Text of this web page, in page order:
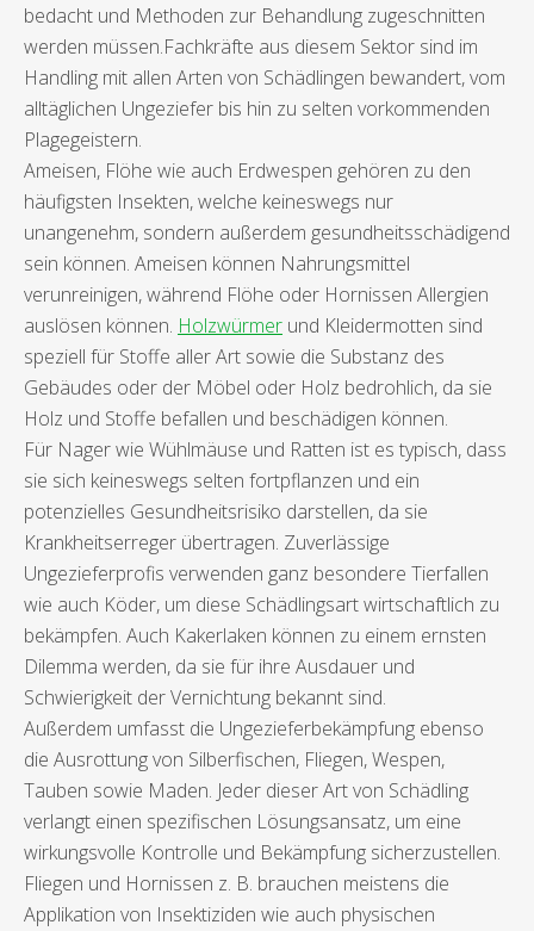
bedacht und Methoden zur Behandlung zugeschnitten
werden müssen.Fachkräfte aus diesem Sektor sind im
Handling mit allen Arten von Schädlingen bewandert, vom
alltäglichen Ungeziefer bis hin zu selten vorkommenden
Plagegeistern.
Ameisen, Flöhe wie auch Erdwespen gehören zu den
häufigsten Insekten, welche keineswegs nur
unangenehm, sondern außerdem gesundheitsschädigend
sein können. Ameisen können Nahrungsmittel
verunreinigen, während Flöhe oder Hornissen Allergien
auslösen können. Holzwürmer und Kleidermotten sind
speziell für Stoffe aller Art sowie die Substanz des
Gebäudes oder der Möbel oder Holz bedrohlich, da sie
Holz und Stoffe befallen und beschädigen können.
Für Nager wie Wühlmäuse und Ratten ist es typisch, dass
sie sich keineswegs selten fortpflanzen und ein
potenzielles Gesundheitsrisiko darstellen, da sie
Krankheitserreger übertragen. Zuverlässige
Ungezieferprofis verwenden ganz besondere Tierfallen
wie auch Köder, um diese Schädlingsart wirtschaftlich zu
bekämpfen. Auch Kakerlaken können zu einem ernsten
Dilemma werden, da sie für ihre Ausdauer und
Schwierigkeit der Vernichtung bekannt sind.
Außerdem umfasst die Ungezieferbekämpfung ebenso
die Ausrottung von Silberfischen, Fliegen, Wespen,
Tauben sowie Maden. Jeder dieser Art von Schädling
verlangt einen spezifischen Lösungsansatz, um eine
wirkungsvolle Kontrolle und Bekämpfung sicherzustellen.
Fliegen und Hornissen z. B. brauchen meistens die
Applikation von Insektiziden wie auch physischen